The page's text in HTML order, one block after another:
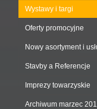
Wystawy i targi
Oferty promocyjne
Nowy asortyment i
Stavby a Referencje
Imprezy towarzyskie
Archiwum marzec